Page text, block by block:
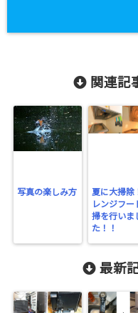
関連記
写真の楽しみ方
夏に大掃除
レンジフー
掃を行いま
た！！
最新